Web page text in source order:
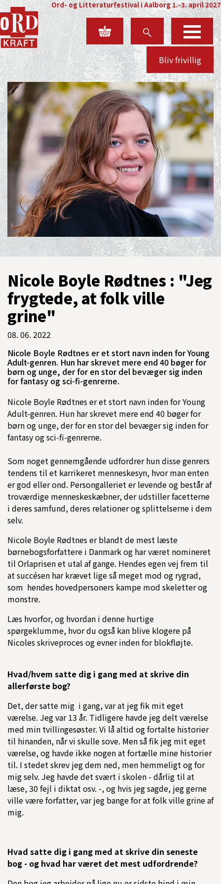
Bliv frivillig
Ord- og Litteraturfestival i Aalborg 1.-3. april 2027
Nicole Boyle Rødtnes : "Jeg
frygtede, at folk ville
grine"
08. 06. 2022
Nicole Boyle Rødtnes er et stort navn inden for Young
Adult-genren. Hun har skrevet mere end 40 bøger for
børn og unge, der for en stor del bevæger sig inden
for fantasy og sci-fi-genrerne.
Nicole Boyle Rødtnes er et stort navn inden for Young
Adult-genren. Hun har skrevet mere end 40 bøger for
børn og unge, der for en stor del bevæger sig inden for
fantasy og sci-fi-genrerne.
Som noget gennemgående udfordrer hun disse genrers
tendens til et karrikeret menneskesyn, hvor man enten
er god eller ond. Persongalleriet er levende og består af
troværdige menneskeskæbner, der udstiller facetterne
i deres samfund, deres relationer og splittelserne i dem
selv.
Nicole Boyle Rødtnes er blandt de mest læste
børnebogsforfattere i Danmark og har været nomineret
til Orlaprisen et utal af gange. Hendes egen vej frem til
at succésen har krævet lige så meget mod og rygrad,
som hendes hovedpersoners kampe mod skeletter og
monstre.
Læs hvorfor, og hvordan i denne hurtige
spørgeklumme, hvor du også kan blive klogere på
Nicoles skriveproces og evner inden for blokfløjte.
Hvad/hvem satte dig i gang med at skrive din
allerførste bog?
Det, der satte mig i gang, var at jeg fik mit eget
værelse. Jeg var 13 år. Tidligere havde jeg delt værelse
med min tvillingesøster. Vi lå altid og fortalte historier
til hinanden, når vi skulle sove. Men så fik jeg mit eget
værelse, og havde ikke nogen at fortælle mine historier
til. I stedet skrev jeg dem ned, men hemmeligt og for
mig selv. Jeg havde det svært i skolen - dårlig til at
læse, 30 fejl i diktat osv. -, og hvis jeg sagde, jeg gerne
ville være forfatter, var jeg bange for at folk ville grine af
mig.
Hvad satte dig i gang med at skrive din seneste
bog - og hvad har været det mest udfordrende?